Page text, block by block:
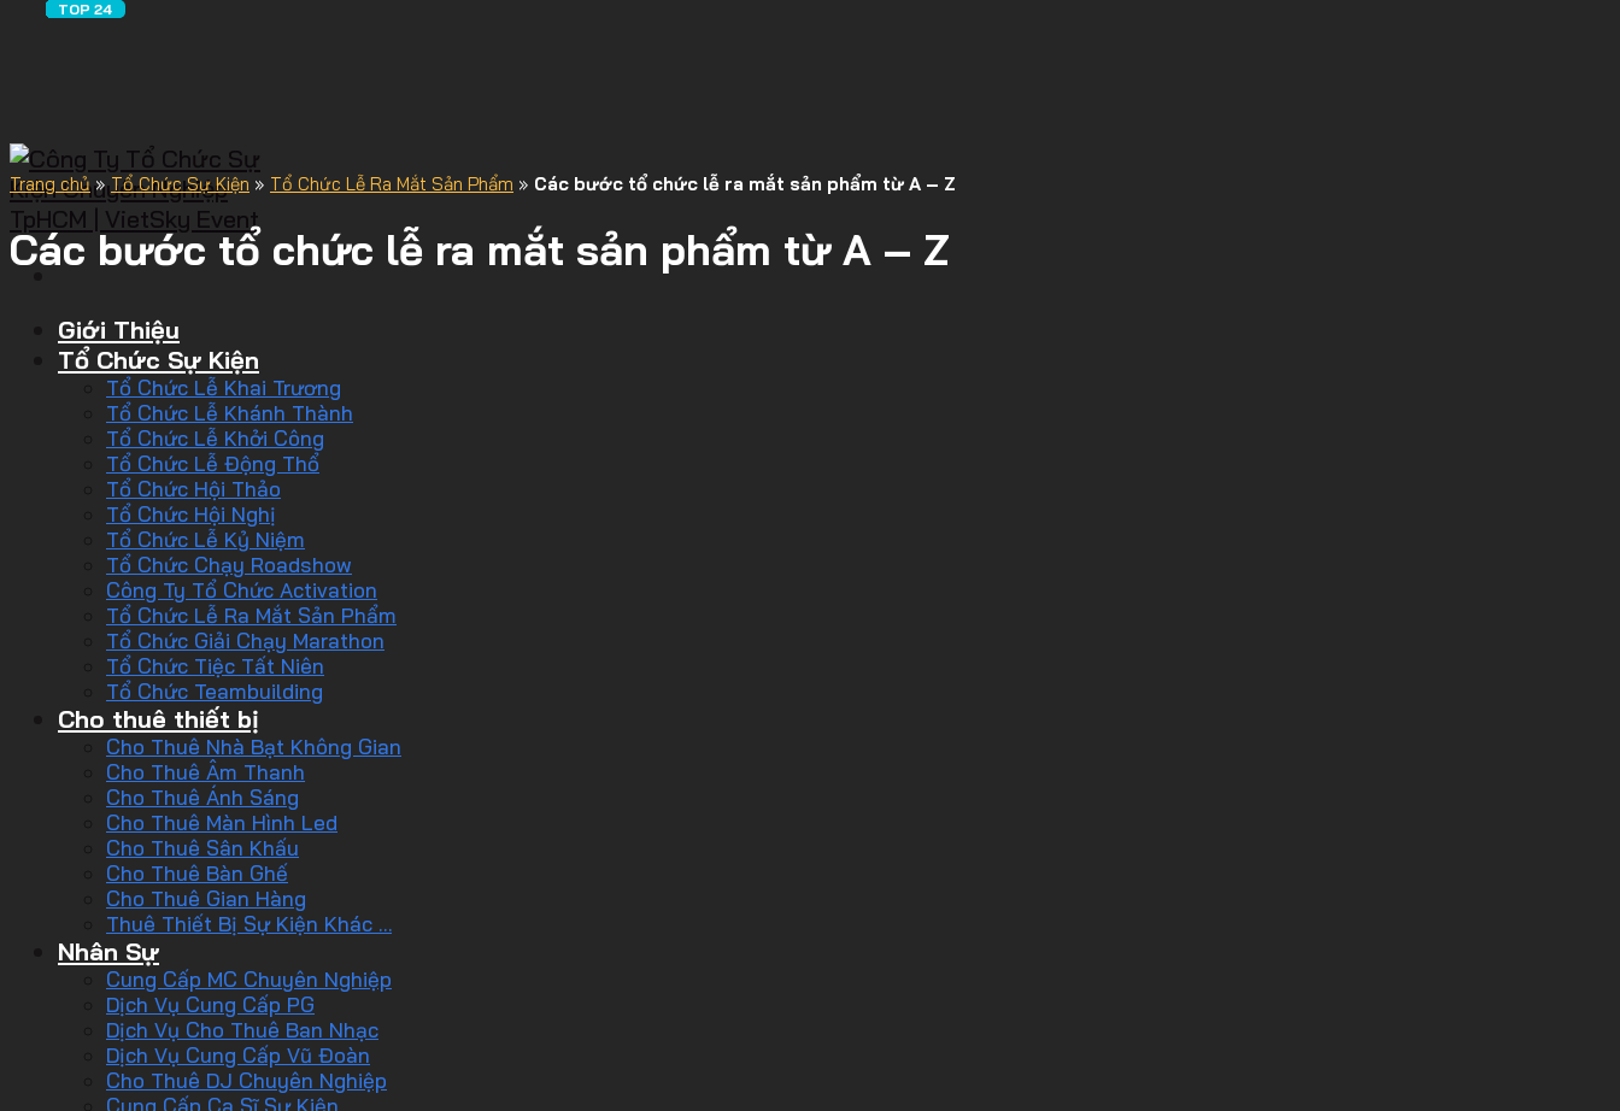
Giới Thiệu
Tổ Chức Sự Kiện
Tổ Chức Lễ Khai Trương
Tổ Chức Lễ Khánh Thành
Tổ Chức Lễ Khởi Công
Tổ Chức Lễ Động Thổ
Tổ Chức Hội Thảo
Tổ Chức Hội Nghị
Tổ Chức Lễ Kỷ Niệm
Tổ Chức Chạy Roadshow
Công Ty Tổ Chức Activation
Tổ Chức Lễ Ra Mắt Sản Phẩm
Tổ Chức Giải Chạy Marathon
Tổ Chức Tiệc Tất Niên
Tổ Chức Teambuilding
Cho thuê thiết bị
Cho Thuê Nhà Bạt Không Gian
Cho Thuê Âm Thanh
Cho Thuê Ánh Sáng
Cho Thuê Màn Hình Led
Cho Thuê Sân Khấu
Cho Thuê Bàn Ghế
Cho Thuê Gian Hàng
Thuê Thiết Bị Sự Kiện Khác …
Nhân Sự
Cung Cấp MC Chuyên Nghiệp
Dịch Vụ Cung Cấp PG
Dịch Vụ Cho Thuê Ban Nhạc
Dịch Vụ Cung Cấp Vũ Đoàn
Cho Thuê DJ Chuyên Nghiệp
Trang chủ » Tổ Chức Sự Kiện » Tổ Chức Lễ Ra Mắt Sản Phẩm » Các bước tổ chức lễ ra mắt sản phẩm từ A – Z
Các bước tổ chức lễ ra mắt sản phẩm từ A – Z